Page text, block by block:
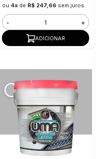
ou 4xde R$ 247,66 sem juros
- +
ADICIONAR